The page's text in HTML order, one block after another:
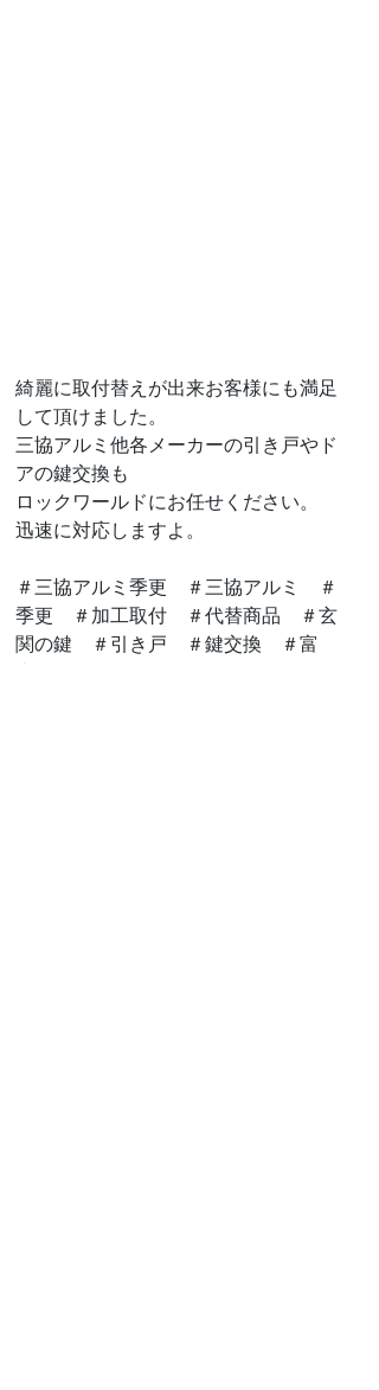
綺麗に取付替えが出来お客様にも満足
して頂けました。
三協アルミ他各メーカーの引き戸やド
アの鍵交換も
ロックワールドにお任せください。
迅速に対応しますよ。
＃三協アルミ季更　＃三協アルミ　＃
季更　＃加工取付　＃代替商品　＃玄
関の鍵　＃引き戸　＃鍵交換　＃富
山　＃鍵屋